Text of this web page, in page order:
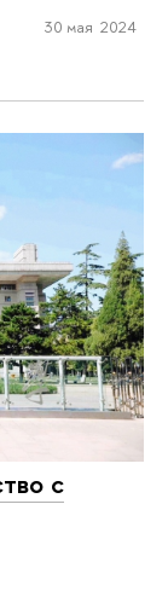
30 мая 2024
с